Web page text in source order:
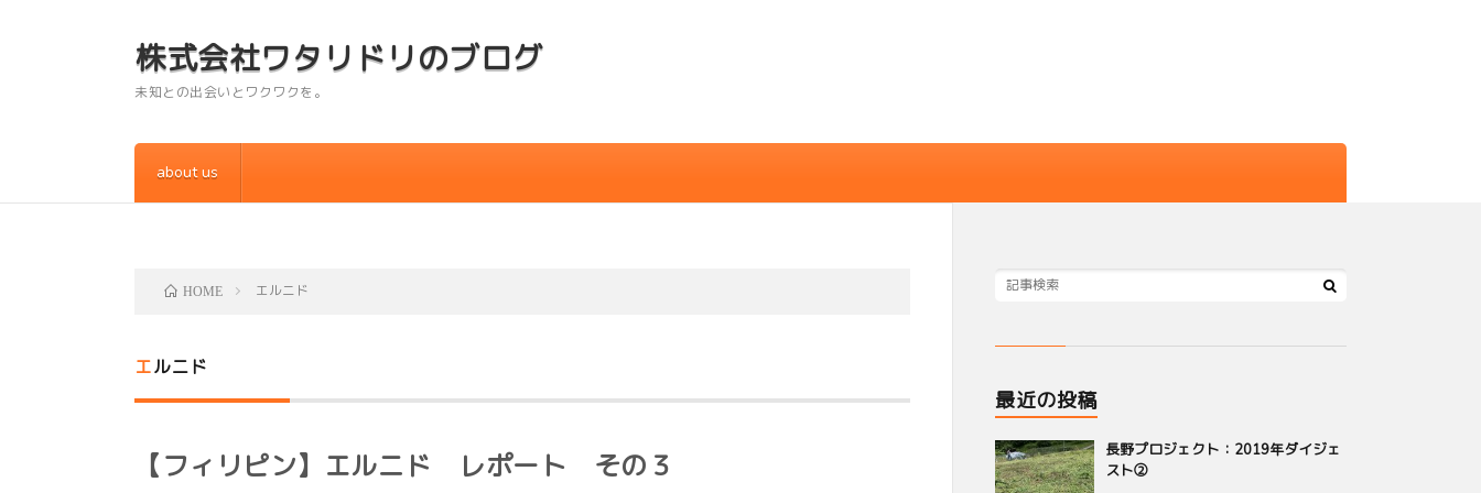
株式会社ワタリドリのブログ
未知との出会いとワクワクを。
about us
HOME エルニド
エルニド
【フィリピン】エルニド レポート その３
最近の投稿
長野プロジェクト：2019年ダイジェ
スト②